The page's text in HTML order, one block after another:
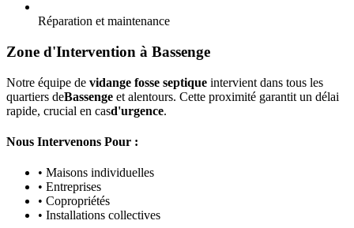
Réparation et maintenance
Zone d'Intervention à Bassenge
Notre équipe de vidange fosse septique intervient dans tous les
quartiers deBassenge et alentours. Cette proximité garantit un délai
rapide, crucial en casd'urgence.
Nous Intervenons Pour :
• Maisons individuelles
• Entreprises
• Copropriétés
• Installations collectives